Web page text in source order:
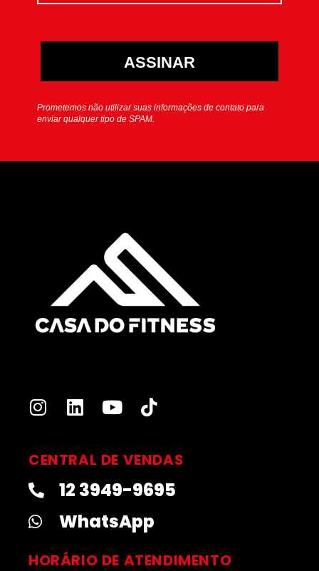
ASSINAR
Prometemos não utilizar suas informações de contato para
enviar qualquer tipo de SPAM.
I
t
g
r
a
m
L
k
e
d
i
n
Y
t
u
b
e
T
i
t
o
k
CENTRAL DE VENDAS
12 3949-9695
WhatsApp
HORÁRIO DE ATENDIMENTO